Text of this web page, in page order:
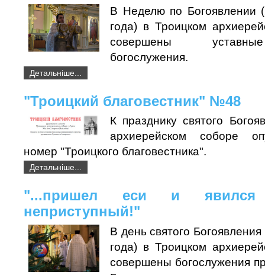
В Неделю по Богоявлении
года) в Троицком
совершены
богослужения.
Детальніше...
"Троицкий благовестник" №48
К празднику святого
архиерейском соборе
номер "Троицкого благовестника".
Детальніше...
"...пришел еси и
неприступный!"
В день святого
года) в Троицком
совершены богослужения